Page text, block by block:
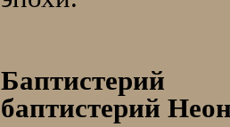
баптистерий